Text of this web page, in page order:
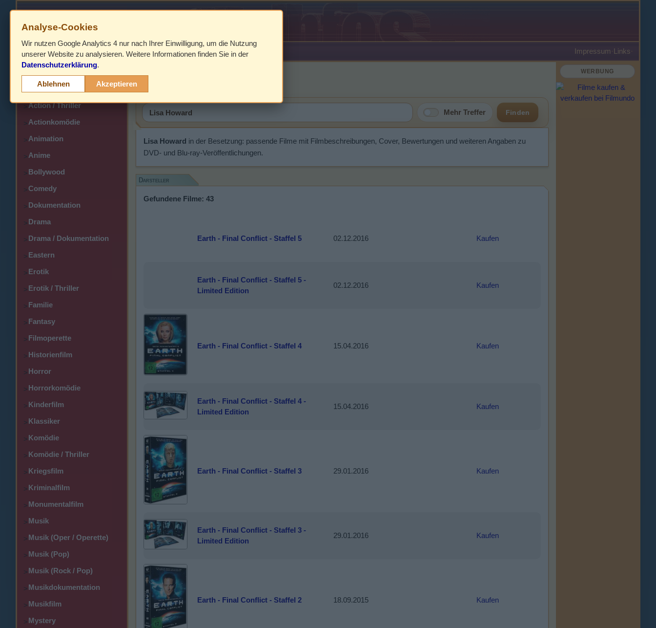
HOME Impressum ·Links·
>
> Action
>Action / Thriller
>Actionkomödie
>Animation
>Anime
>Bollywood
>Comedy
>Dokumentation
>Drama
>Drama / Dokumentation
>Eastern
>Erotik
>Erotik / Thriller
>Familie
>Fantasy
>Filmoperette
>Historienfilm
>Horror
>Horrorkomödie
>Kinderfilm
>Klassiker
>Komödie
>Komödie / Thriller
>Kriegsfilm
>Kriminalfilm
>Monumentalfilm
>Musik
>Musik (Oper / Operette)
>Musik (Pop)
>Musik (Rock / Pop)
>Musikdokumentation
>Musikfilm
>Mystery
Lisa Howard
Mehr Treffer Finden
Lisa Howard in der Besetzung: passende Filme mit Filmbeschreibungen, Cover, Bewertungen und weiteren Angaben zu
DVD- und Blu-ray-Veröffentlichungen.
Darsteller
Gefundene Filme: 43
Earth - Final Conflict - Staffel 5 02.12.2016 Kaufen
Earth - Final Conflict - Staffel 5 -
Limited Edition
02.12.2016 Kaufen
Earth - Final Conflict - Staffel 4 15.04.2016 Kaufen
Earth - Final Conflict - Staffel 4 -
Limited Edition
15.04.2016 Kaufen
Earth - Final Conflict - Staffel 3 29.01.2016 Kaufen
Earth - Final Conflict - Staffel 3 -
Limited Edition
29.01.2016 Kaufen
Earth - Final Conflict - Staffel 2 18.09.2015 Kaufen
WERBUNG
Analyse-Cookies
Wir nutzen Google Analytics 4 nur nach Ihrer Einwilligung, um die Nutzung
unserer Website zu analysieren. Weitere Informationen finden Sie in der
Datenschutzerklärung.
Ablehnen Akzeptieren